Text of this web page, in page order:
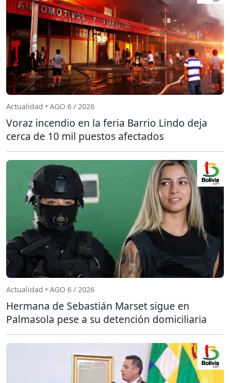
Actualidad • AGO 6 / 2026
Voraz incendio en la feria Barrio Lindo deja
cerca de 10 mil puestos afectados
Actualidad • AGO 6 / 2026
Hermana de Sebastián Marset sigue en
Palmasola pese a su detención domiciliaria